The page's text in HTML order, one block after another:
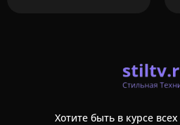
Хотите быть в курсе